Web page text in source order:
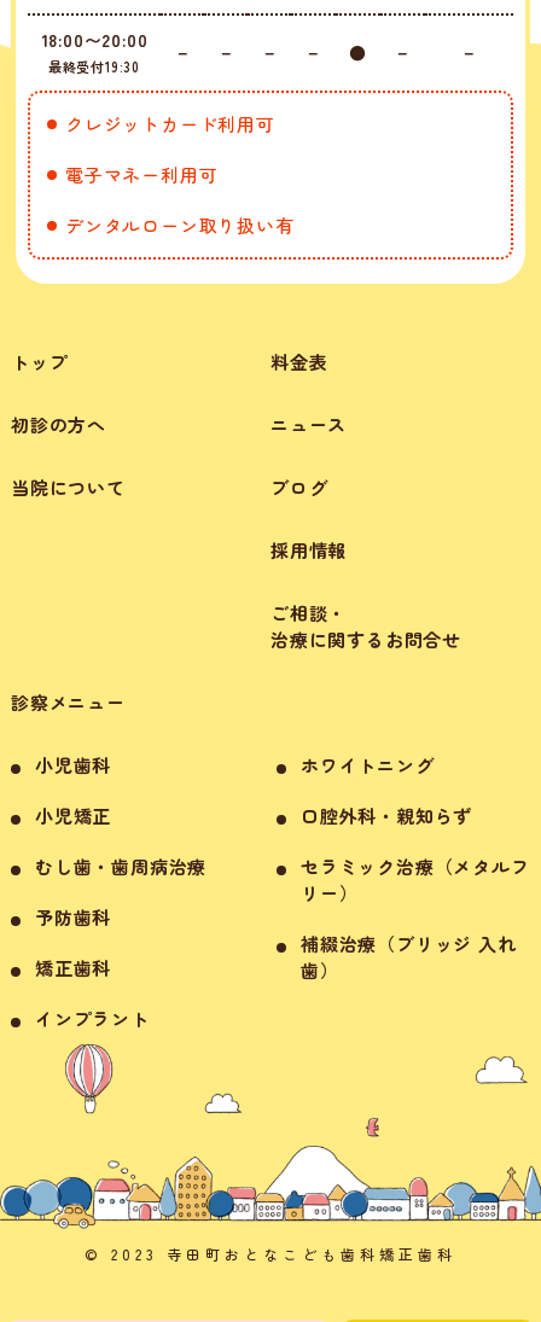
18:00〜20:00
最終受付19:30
－ － － － ● － －
クレジットカード利用可
電子マネー利用可
デンタルローン取り扱い有
トップ
初診の方へ
当院について
診察メニュー
小児歯科
小児矯正
むし歯・歯周病治療
予防歯科
矯正歯科
インプラント
ホワイトニング
口腔外科・親知らず
セラミック治療（メタルフ
リー）
補綴治療（ブリッジ 入れ
歯）
料金表
ニュース
ブログ
採用情報
ご相談・
治療に関するお問合せ
© 2023 寺田町おとなこども歯科矯正歯科